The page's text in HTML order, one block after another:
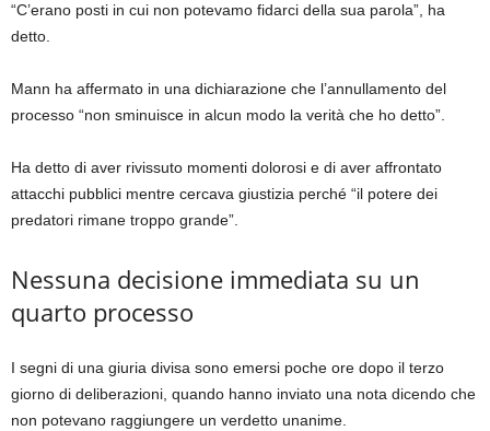
“C’erano posti in cui non potevamo fidarci della sua parola”, ha
detto.
Mann ha affermato in una dichiarazione che l’annullamento del
processo “non sminuisce in alcun modo la verità che ho detto”.
Ha detto di aver rivissuto momenti dolorosi e di aver affrontato
attacchi pubblici mentre cercava giustizia perché “il potere dei
predatori rimane troppo grande”.
Nessuna decisione immediata su un
quarto processo
I segni di una giuria divisa sono emersi poche ore dopo il terzo
giorno di deliberazioni, quando hanno inviato una nota dicendo che
non potevano raggiungere un verdetto unanime.